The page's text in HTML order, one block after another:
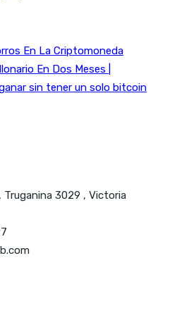
En La Criptomoneda
En Dos Meses |
sin tener un solo bitcoin
3029 , Victoria